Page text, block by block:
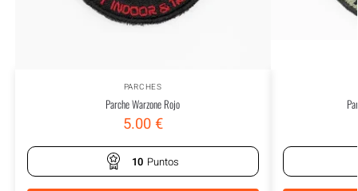
PARCHES
Parche Warzone Rojo
5.00€
10 Puntos